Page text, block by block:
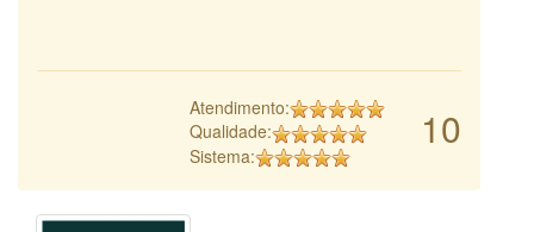
10
Atendimento:
Qualidade:
Sistema: